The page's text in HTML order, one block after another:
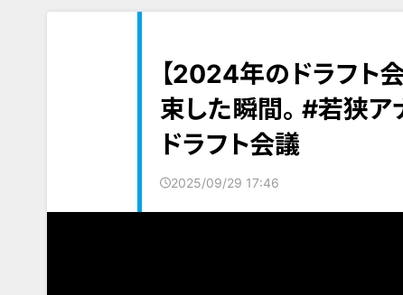
【2024年のドラフト
束した瞬間。 #若狭
ドラフト会議
2025/09/29 17:46